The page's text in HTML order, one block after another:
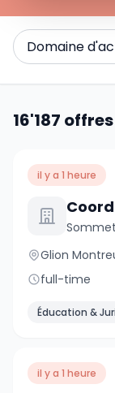
Domaine
16'187
il y a 1 heure
Glion
full-time
Éducation &
il y a 1 heure